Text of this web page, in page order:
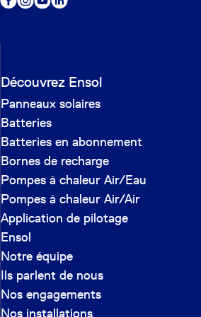
Découvrez Ensol
Panneaux solaires
Batteries
Batteries en abonnement
Bornes de recharge
Pompes à chaleur Air/Eau
Pompes à chaleur Air/Air
Application de pilotage
Ensol
Notre équipe
Ils parlent de nous
Nos engagements
Nos installations